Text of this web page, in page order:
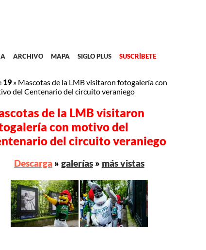
ARCHIVO MAPA SIGLO PLUS SUSCRÍBETE
19 » Mascotas de la LMB visitaron fotogalería con
del Centenario del circuito veraniego
de la LMB visitaron
con motivo del
del circuito veraniego
Descarga» galerías» más vistas